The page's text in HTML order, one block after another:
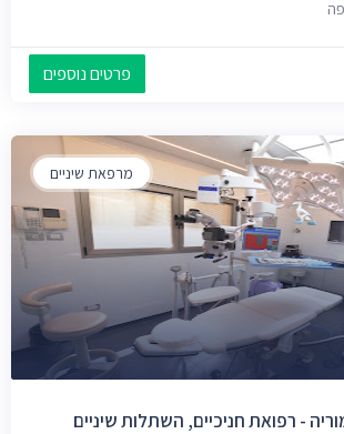
פרטים נוספים
מרפאת שיניים
- רפואת חניכיים, השתלות שיניים